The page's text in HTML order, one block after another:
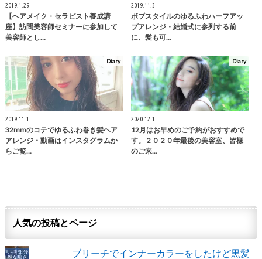
2019.1.29
【ヘアメイク・セラピスト養成講
座】訪問美容師セミナーに参加して
美容師とし…
2019.11.3
ボブスタイルのゆるふわハーフアッ
プアレンジ・結婚式に参列する前
に、髪も可…
Diary
2019.11.1
32mmのコテでゆるふわ巻き髪ヘア
アレンジ・動画はインスタグラムか
らご覧…
Diary
2020.12.1
12月はお早めのご予約がおすすめで
す。２０２０年最後の美容室、皆様
のご来…
人気の投稿とページ
ブリーチでインナーカラーをしたけど黒髪